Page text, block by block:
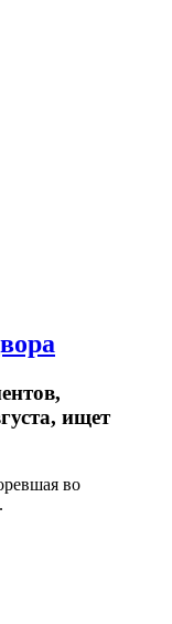
ищет
во